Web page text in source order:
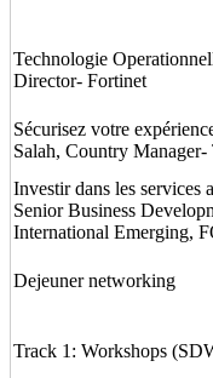
Technologie
Director- Fortinet
Sécurisez votre
Salah, Country
Investir dans les services
Senior Business
International Emerging,
Dejeuner networking
Track 1: Workshops